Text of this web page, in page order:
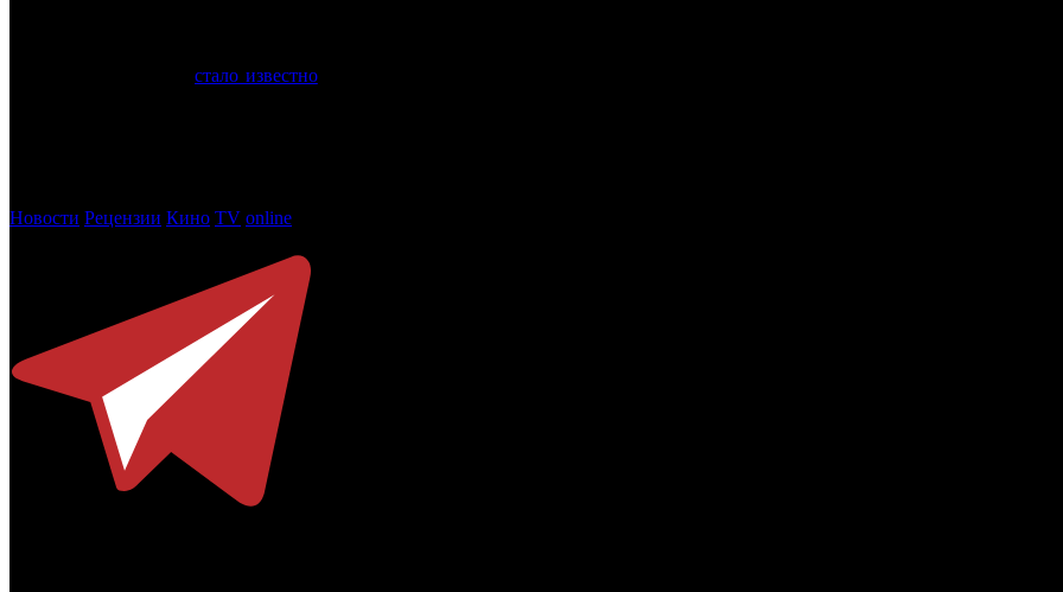
Напомним, что ранеестало известноо трех российских проектах, которые будут показаны в рамках смотра – новый фильм
Новости Рецензии Кино TV online